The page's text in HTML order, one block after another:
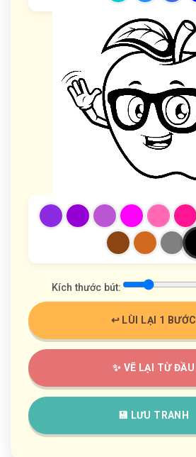
Kích thước bút:
↩️ LÙI LẠI 1 BƯỚC
✨ VẼ LẠI TỪ ĐẦU
💾 LƯU TRANH